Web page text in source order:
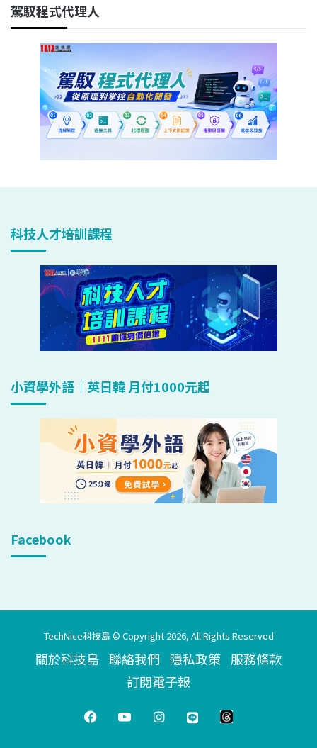
駕馭程式代理人
科技人才培訓課程
小資學外語｜英日韓 月付1000元起
Facebook
TechNice科技島 © Copyright 2026, All Rights Reserved
關於科技島 聯絡我們 隱私政策 服務條款
訂閱電子報